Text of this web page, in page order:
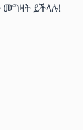
መግዛት ይችላሉ!